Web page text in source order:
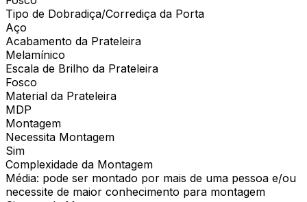
Tipo de Dobradiça/Corrediça da Porta
Aço
Acabamento da Prateleira
Melamínico
Escala de Brilho da Prateleira
Fosco
Material da Prateleira
MDP
Montagem
Necessita Montagem
Sim
Complexidade da Montagem
Média: pode ser montado por mais de uma pessoa e/ou
necessite de maior conhecimento para montagem